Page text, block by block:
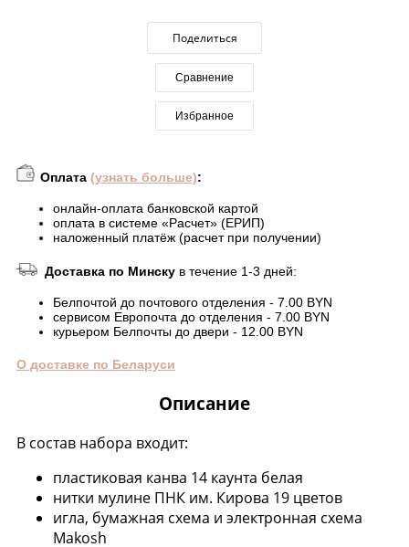
Поделиться
Сравнение
Избранное
Оплата (узнать больше):
онлайн-оплата банковской картой
оплата в системе «Расчет» (ЕРИП)
наложенный платёж (расчет при получении)
Доставка по Минску в течение 1-3 дней:
Белпочтой до почтового отделения - 7.00 BYN
сервисом Европочта до отделения - 7.00 BYN
курьером Белпочты до двери - 12.00 BYN
О доставке по Беларуси
Описание
В состав набора входит:
пластиковая канва 14 каунта белая
нитки мулине ПНК им. Кирова 19 цветов
игла, бумажная схема и электронная схема
Makosh